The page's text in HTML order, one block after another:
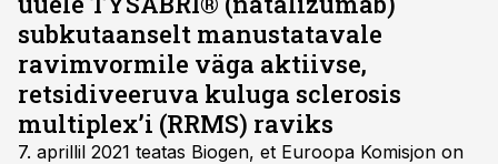
subkutaanselt manustatavale
ravimvormile väga aktiivse,
retsidiveeruva kuluga sclerosis
multiplex’i (RRMS) raviks
7. aprillil 2021 teatas Biogen, et Euroopa Komisjon on